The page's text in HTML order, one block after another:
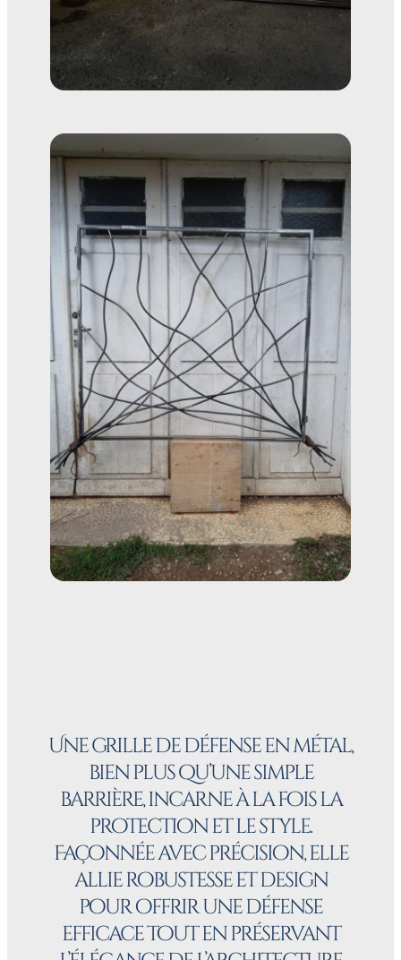
Une grille de défense en métal,
bien plus qu’une simple
barrière, incarne à la fois la
protection et le style.
Façonnée avec précision, elle
allie robustesse et design
pour offrir une défense
efficace tout en préservant